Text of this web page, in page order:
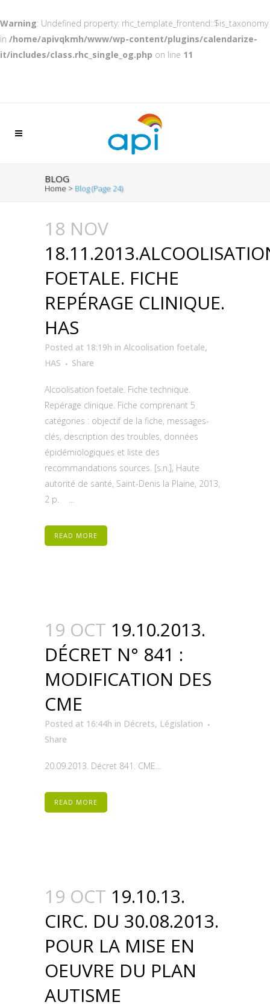
Warning: Undefined property: rhc_template_frontend::$is_taxonomy
in /home/apivqkmh/www/wp-content/plugins/calendarize-
it/includes/class.rhc_single_og.php on line 11
BLOG
Home > Blog(Page 24)
18 NOV
FOETALE. FICHE
REPÉRAGE CLINIQUE.
HAS
Posted at 18:19h in Alcoolisation foetale,
HAS
Share
Alcoolisation foetale. Fiche technique.
Repérage clinique. Fiche comprenant 5
catégories : objectif de la fiche, messages-
clés, description des troubles, données
épidémiologiques et liste des
recommandations sources. [s.n.], Haute
autorité de santé, Saint-Denis la Plaine, 2013,
2 p. ...
READ MORE
19 OCT 19.10.2013.
DÉCRET N° 841 :
MODIFICATION DES
CME
Posted at 16:44h in Décrets, Législation
Share
20.09.2013. Décret 841. CME...
READ MORE
19 OCT 19.10.13.
CIRC. DU 30.08.2013.
POUR LA MISE EN
OEUVRE DU PLAN
AUTISME